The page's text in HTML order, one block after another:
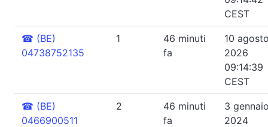
CEST
☎ (BE)
04738752135
1
46 minuti
fa
10
2026
09:14:39
CEST
☎ (BE)
0466900511
2
46 minuti
fa
3
2024